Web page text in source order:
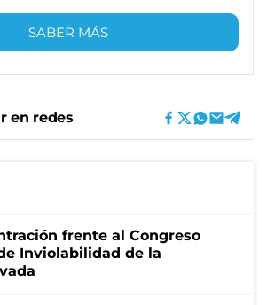
SABER MÁS
en redes
frente al Congreso
Inviolabilidad de la